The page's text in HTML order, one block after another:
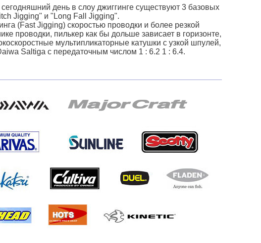
день в слоу джиггинге существуют 3 базовых
Jigging" и "Long Fall Jigging".
(Fast Jigging) скоростью проводки и более резкой
проводки, пилькер как бы дольше зависает в горизонте,
мультипликаторные катушки с узкой шпулей,
Saltiga с передаточным числом 1 : 6.2 1 : 6.4.